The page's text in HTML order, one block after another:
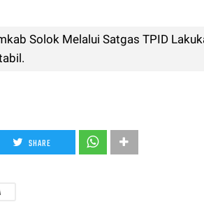
Solok Melalui Satgas TPID
SHARE